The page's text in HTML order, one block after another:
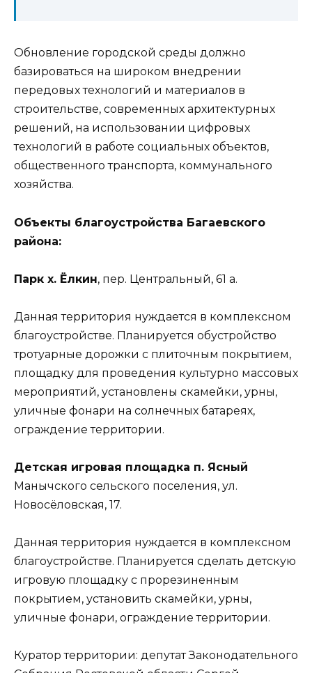
Обновление городской среды должно
базироваться на широком внедрении
передовых технологий и материалов в
строительстве, современных архитектурных
решений, на использовании цифровых
технологий в работе социальных объектов,
общественного транспорта, коммунального
хозяйства.
Объекты благоустройства Багаевского
района:
Парк х. Ёлкин, пер. Центральный, 61 а.
Данная территория нуждается в комплексном
благоустройстве. Планируется обустройство
тротуарные дорожки с плиточным покрытием,
площадку для проведения культурно массовых
мероприятий, установлены скамейки, урны,
уличные фонари на солнечных батареях,
ограждение территории.
Детская игровая площадка п. Ясный
Манычского сельского поселения, ул.
Новосёловская, 17.
Данная территория нуждается в комплексном
благоустройстве. Планируется сделать детскую
игровую площадку с прорезиненным
покрытием, установить скамейки, урны,
уличные фонари, ограждение территории.
Куратор территории: депутат Законодательного